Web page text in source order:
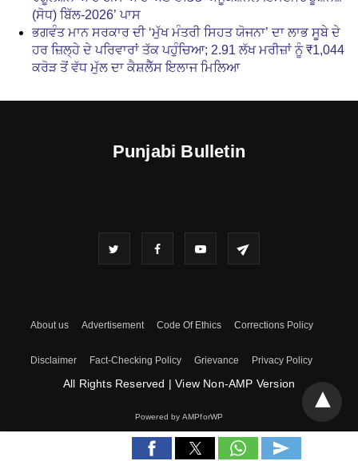
(ਸੋਧ) ਬਿੱਲ-2026’ ਪਾਸ
ਭਗਵੰਤ ਮਾਨ ਸਰਕਾਰ ਦੀ ‘ਮੁੱਖ ਮੰਤਰੀ ਸਿਹਤ ਯੋਜਨਾ’ ਦਾ ਲਾਭ ਸੂਬੇ ਦੇ
ਹਰ ਜ਼ਿਲ੍ਹੇ ਦੇ ਪਰਿਵਾਰਾਂ ਤੱਕ ਪਹੁੰਚਿਆ; 2.91 ਲੱਖ ਮਰੀਜ਼ਾਂ ਨੂੰ ₹1,044
ਕਰੋੜ ਤੋਂ ਵੱਧ ਮੁੱਲ ਦਾ ਕੈਸ਼ਲੈੱਸ ਇਲਾਜ ਮਿਲਿਆ
Punjabi Bulletin
About us Advertisement Code Of Ethics Corrections Policy
Disclaimer Fact-Checking Policy Grievance Privacy Policy
All Rights Reserved | View Non-AMP Version
Powered by AMPforWP